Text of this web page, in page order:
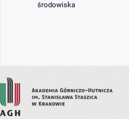
środowiska